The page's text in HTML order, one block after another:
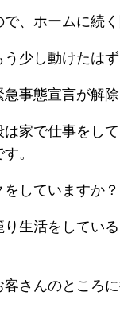
、ホームに続
少し動けたは
事態宣言が解
家で仕事をし
。
していますか？
生活をしてい
さんのところ